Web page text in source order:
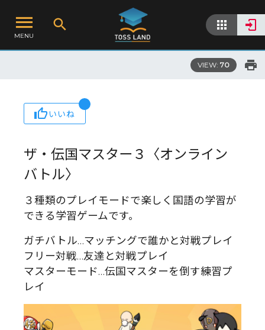
MENU
VIEW: 70
いいね
ザ・伝国マスター３〈オンライン
バトル〉
３種類のプレイモードで楽しく国語の学習が
できる学習ゲームです。
ガチバトル…マッチングで誰かと対戦プレイ
フリー対戦…友達と対戦プレイ
マスターモード…伝国マスターを倒す練習プ
レイ